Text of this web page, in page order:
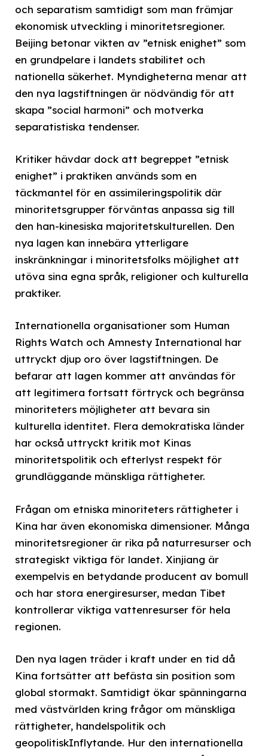
och separatism samtidigt som man främjar
ekonomisk utveckling i minoritetsregioner.
Beijing betonar vikten av ”etnisk enighet” som
en grundpelare i landets stabilitet och
nationella säkerhet. Myndigheterna menar att
den nya lagstiftningen är nödvändig för att
skapa ”social harmoni” och motverka
separatistiska tendenser.
Kritiker hävdar dock att begreppet ”etnisk
enighet” i praktiken används som en
täckmantel för en assimileringspolitik där
minoritetsgrupper förväntas anpassa sig till
den han-kinesiska majoritetskulturellen. Den
nya lagen kan innebära ytterligare
inskränkningar i minoritetsfolks möjlighet att
utöva sina egna språk, religioner och kulturella
praktiker.
Internationella organisationer som Human
Rights Watch och Amnesty International har
uttryckt djup oro över lagstiftningen. De
befarar att lagen kommer att användas för
att legitimera fortsatt förtryck och begränsa
minoriteters möjligheter att bevara sin
kulturella identitet. Flera demokratiska länder
har också uttryckt kritik mot Kinas
minoritetspolitik och efterlyst respekt för
grundläggande mänskliga rättigheter.
Frågan om etniska minoriteters rättigheter i
Kina har även ekonomiska dimensioner. Många
minoritetsregioner är rika på naturresurser och
strategiskt viktiga för landet. Xinjiang är
exempelvis en betydande producent av bomull
och har stora energiresurser, medan Tibet
kontrollerar viktiga vattenresurser för hela
regionen.
Den nya lagen träder i kraft under en tid då
Kina fortsätter att befästa sin position som
global stormakt. Samtidigt ökar spänningarna
med västvärlden kring frågor om mänskliga
rättigheter, handelspolitik och
geopolitiskInflytande. Hur den internationella